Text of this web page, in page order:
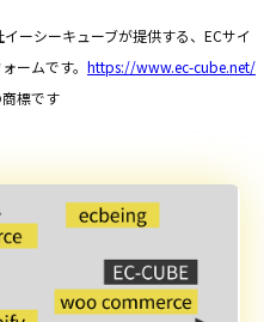
ーシーキューブが提供する、ECサイ
ームです。 https://www.ec-cube.net/
標です